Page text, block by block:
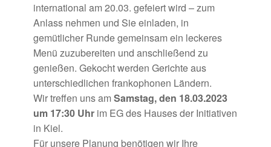
international am 20.03. gefeiert wird – zum
Anlass nehmen und Sie einladen, in
gemütlicher Runde gemeinsam ein leckeres
Menü zuzubereiten und anschließend zu
genießen. Gekocht werden Gerichte aus
unterschiedlichen frankophonen Ländern.
Wir treffen uns amSamstag, den 18.03.2023
um 17:30 Uhr im EG des Hauses der Initiativen
in Kiel.
Für unsere Planung benötigen wir Ihre